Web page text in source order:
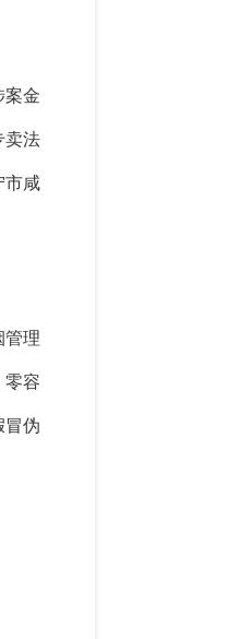
案金
卖法
市咸
管理
零容
冒伪